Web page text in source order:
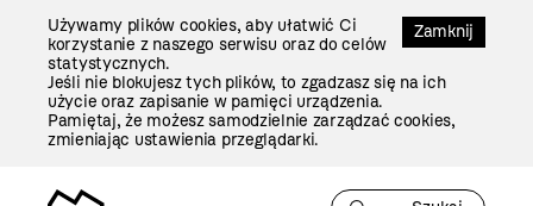
Zamknij
Używamy plików cookies, aby ułatwić Ci
korzystanie z naszego serwisu oraz do celów
statystycznych.
Jeśli nie blokujesz tych plików, to zgadzasz się na ich
użycie oraz zapisanie w pamięci urządzenia.
Pamiętaj, że możesz samodzielnie zarządzać cookies,
zmieniając ustawienia przeglądarki.